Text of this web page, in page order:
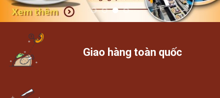
Giao hàng toàn quốc